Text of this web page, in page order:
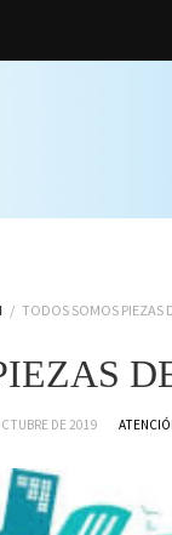
TODOS SOMOS PIEZAS
DE 2019